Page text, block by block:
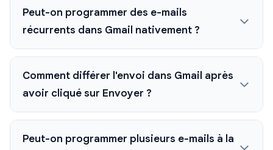
Peut-on programmer des e-mails
récurrents dans Gmail nativement ?
Comment différer l'envoi dans Gmail après
avoir cliqué sur Envoyer ?
Peut-on programmer plusieurs e-mails à la